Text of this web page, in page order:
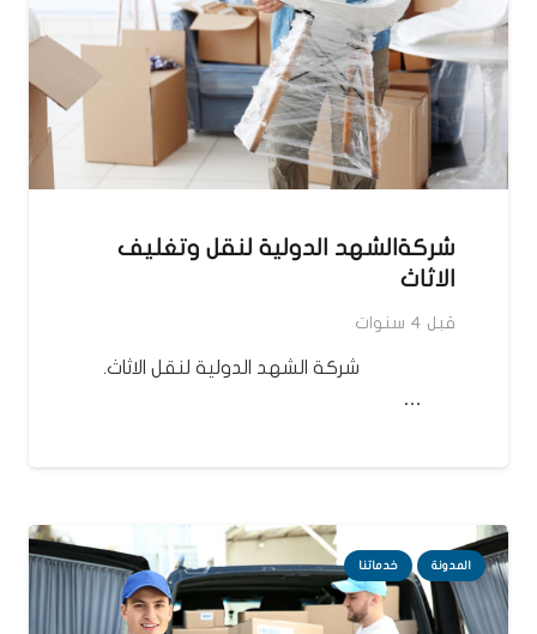
شركةالشهد الدولية لنقل وتغليف
الاثاث
قبل 4 سنوات
شركة الشهد الدولية لنقل الاثاث.
…
المدونة خدماتنا